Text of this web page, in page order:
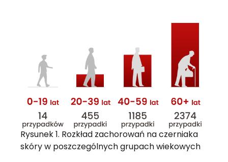
Rysunek 1. Rozkład zachorowań na czerniaka
skóry w poszczególnych grupach wiekowych